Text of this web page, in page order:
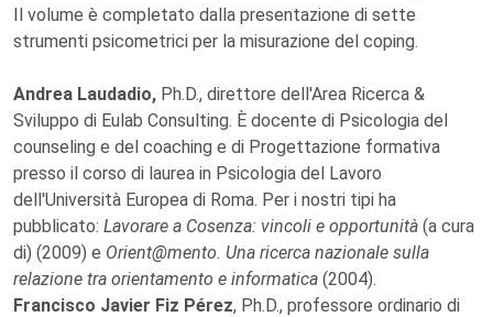
Il volume è completato dalla presentazione di sette
strumenti psicometrici per la misurazione del coping.
Andrea Laudadio, Ph.D., direttore dell'Area Ricerca &
Sviluppo di Eulab Consulting. È docente di Psicologia del
counseling e del coaching e di Progettazione formativa
presso il corso di laurea in Psicologia del Lavoro
dell'Università Europea di Roma. Per i nostri tipi ha
pubblicato: Lavorare a Cosenza: vincoli e opportunità (a cura
di) (2009) e Orient@mento. Una ricerca nazionale sulla
relazione tra orientamento e informatica (2004).
Francisco Javier Fiz Pérez, Ph.D., professore ordinario di